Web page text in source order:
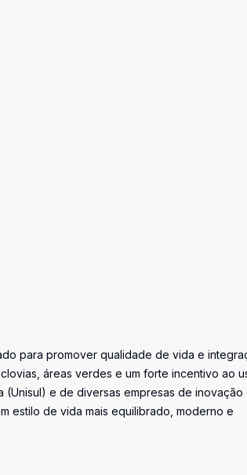
para promover qualidade de vida e
áreas verdes e um forte incentivo ao
(Unisul) e de diversas empresas de inovação
estilo de vida mais equilibrado, moderno e